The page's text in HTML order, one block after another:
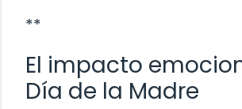
**
El impacto
Día de la Madre